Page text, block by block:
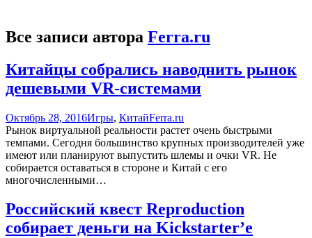
Все записи автора Ferra.ru
Китайцы собрались наводнить рынок
дешевыми VR-системами
Октябрь 28, 2016Игры, КитайFerra.ru
Рынок виртуальной реальности растет очень быстрыми
темпами. Сегодня большинство крупных производителей уже
имеют или планируют выпустить шлемы и очки VR. Не
собирается оставаться в стороне и Китай с его
многочисленными…
Российский квест Reproduction
собирает деньги на Kickstarter’е